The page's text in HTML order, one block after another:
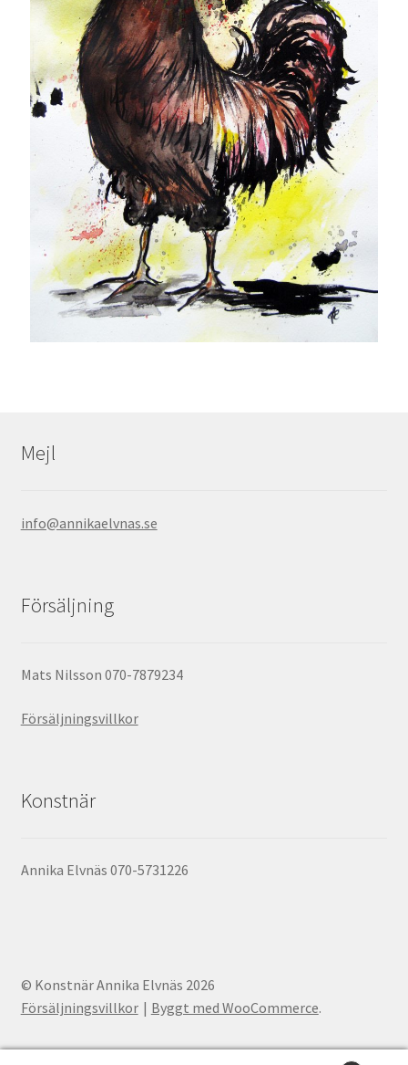
Mejl
info@annikaelvnas.se
Försäljning
Mats Nilsson 070-7879234
Försäljningsvillkor
Konstnär
Annika Elvnäs 070-5731226
© Konstnär Annika Elvnäs 2026
Försäljningsvillkor
Byggt med WooCommerce.